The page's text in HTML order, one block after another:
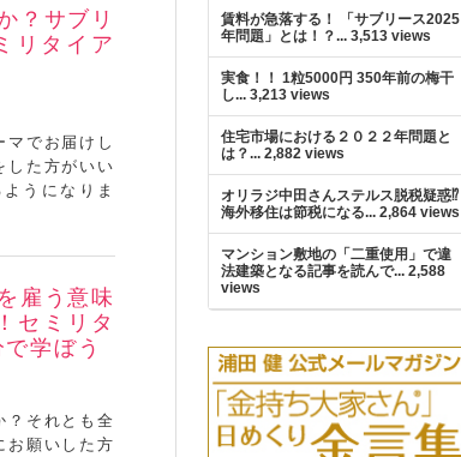
？サブリ
リタイア
でお届けし
した方がいい
うになりま
雇う意味
セミリタ
学ぼう
？それとも全
お願いした方
賃料が急落する！ 「サブリース2025
年問題」とは！？... 3,513 views
実食！！ 1粒5000円 350年前の梅干
し... 3,213 views
住宅市場における２０２２年問題と
は？... 2,882 views
オリラジ中田さんステルス脱税疑惑⁉︎
海外移住は節税になる... 2,864 views
マンション敷地の「二重使用」で違
法建築となる記事を読んで... 2,588
views